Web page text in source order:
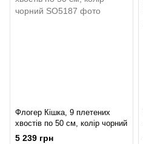
Флогер Кішка, 9 плетених
хвостів по 50 см, колір чорний
5 239 грн